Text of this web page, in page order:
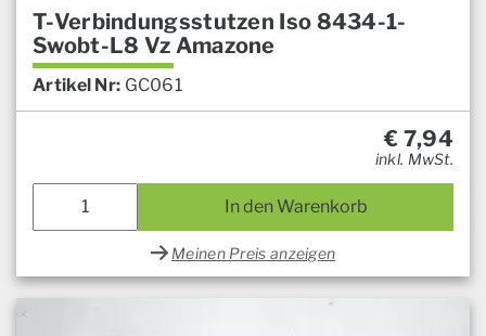
T-Verbindungsstutzen Iso 8434-1-
Swobt-L8 Vz Amazone
Artikel Nr: GC061
€ 7,94
inkl. MwSt.
In den Warenkorb
Meinen Preis anzeigen